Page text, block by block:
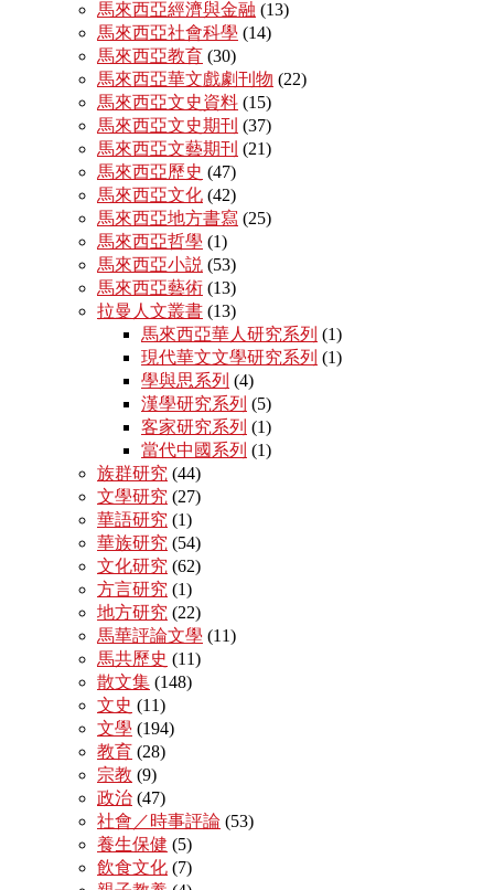
馬來西亞經濟與金融 (13)
馬來西亞社會科學 (14)
馬來西亞教育 (30)
馬來西亞華文戲劇刊物 (22)
馬來西亞文史資料 (15)
馬來西亞文史期刊 (37)
馬來西亞文藝期刊 (21)
馬來西亞歷史 (47)
馬來西亞文化 (42)
馬來西亞地方書寫 (25)
馬來西亞哲學 (1)
馬來西亞小説 (53)
馬來西亞藝術 (13)
拉曼人文叢書 (13)
馬來西亞華人研究系列 (1)
現代華文文學研究系列 (1)
學與思系列 (4)
漢學研究系列 (5)
客家研究系列 (1)
當代中國系列 (1)
族群研究 (44)
文學研究 (27)
華語研究 (1)
華族研究 (54)
文化研究 (62)
方言研究 (1)
地方研究 (22)
馬華評論文學 (11)
馬共歷史 (11)
散文集 (148)
文史 (11)
文學 (194)
教育 (28)
宗教 (9)
政治 (47)
社會／時事評論 (53)
養生保健 (5)
飲食文化 (7)